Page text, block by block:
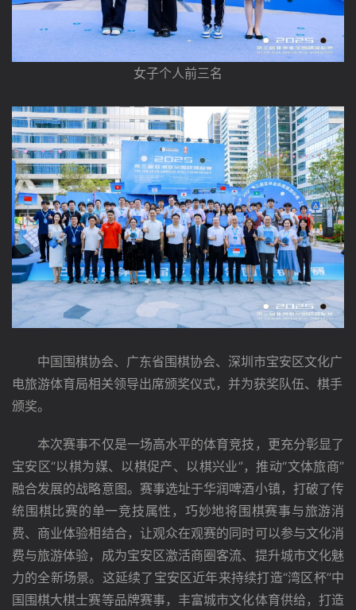
女子个人前三名
中国围棋协会、广东省围棋协会、深圳市宝安区文化广
电旅游体育局相关领导出席颁奖仪式，并为获奖队伍、棋手
颁奖。
本次赛事不仅是一场高水平的体育竞技，更充分彰显了
宝安区“以棋为媒、以棋促产、以棋兴业”，推动“文体旅商”
融合发展的战略意图。赛事选址于华润啤酒小镇，打破了传
统围棋比赛的单一竞技属性，巧妙地将围棋赛事与旅游消
费、商业体验相结合，让观众在观赛的同时可以参与文化消
费与旅游体验，成为宝安区激活商圈客流、提升城市文化魅
力的全新场景。这延续了宝安区近年来持续打造“湾区杯”中
国围棋大棋士赛等品牌赛事，丰富城市文化体育供给，打造